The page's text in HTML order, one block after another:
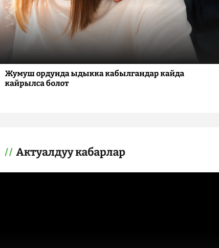
Жумуш ордунда ыдыкка кабылгандар кайда
кайрылса болот
Актуалдуу кабарлар